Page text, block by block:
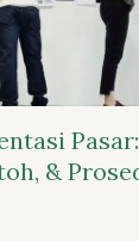
&